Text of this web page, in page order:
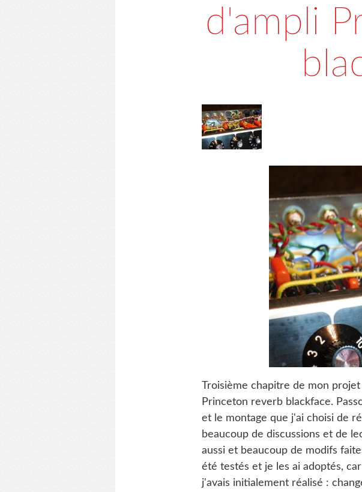
d'ampli
Troisième chapitre de mon
Princeton reverb blackface.
et le montage que j'ai choisi de
beaucoup de discussions et de
aussi et beaucoup de modifs
été testés et je les ai adoptés,
j'avais initialement réalisé :